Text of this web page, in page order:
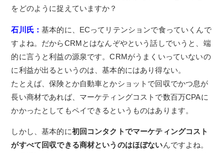
をどのように捉えていますか？
石川氏：基本的に、ECってリテンションで食っていくんで
すよね。だからCRMとはなんぞやという話しでいうと、端
的に言うと利益の源泉です。CRMがうまくいっていないの
に利益が出るというのは、基本的にはあり得ない。
たとえば、保険とか自動車とかショットで回収でかつ息が
長い商材であれば、マーケティングコストで数百万CPAに
かかったとしてもペイできるというものはあります。
しかし、基本的に初回コンタクトでマーケティングコスト
がすべて回収できる商材というのはほぼないんですよね。